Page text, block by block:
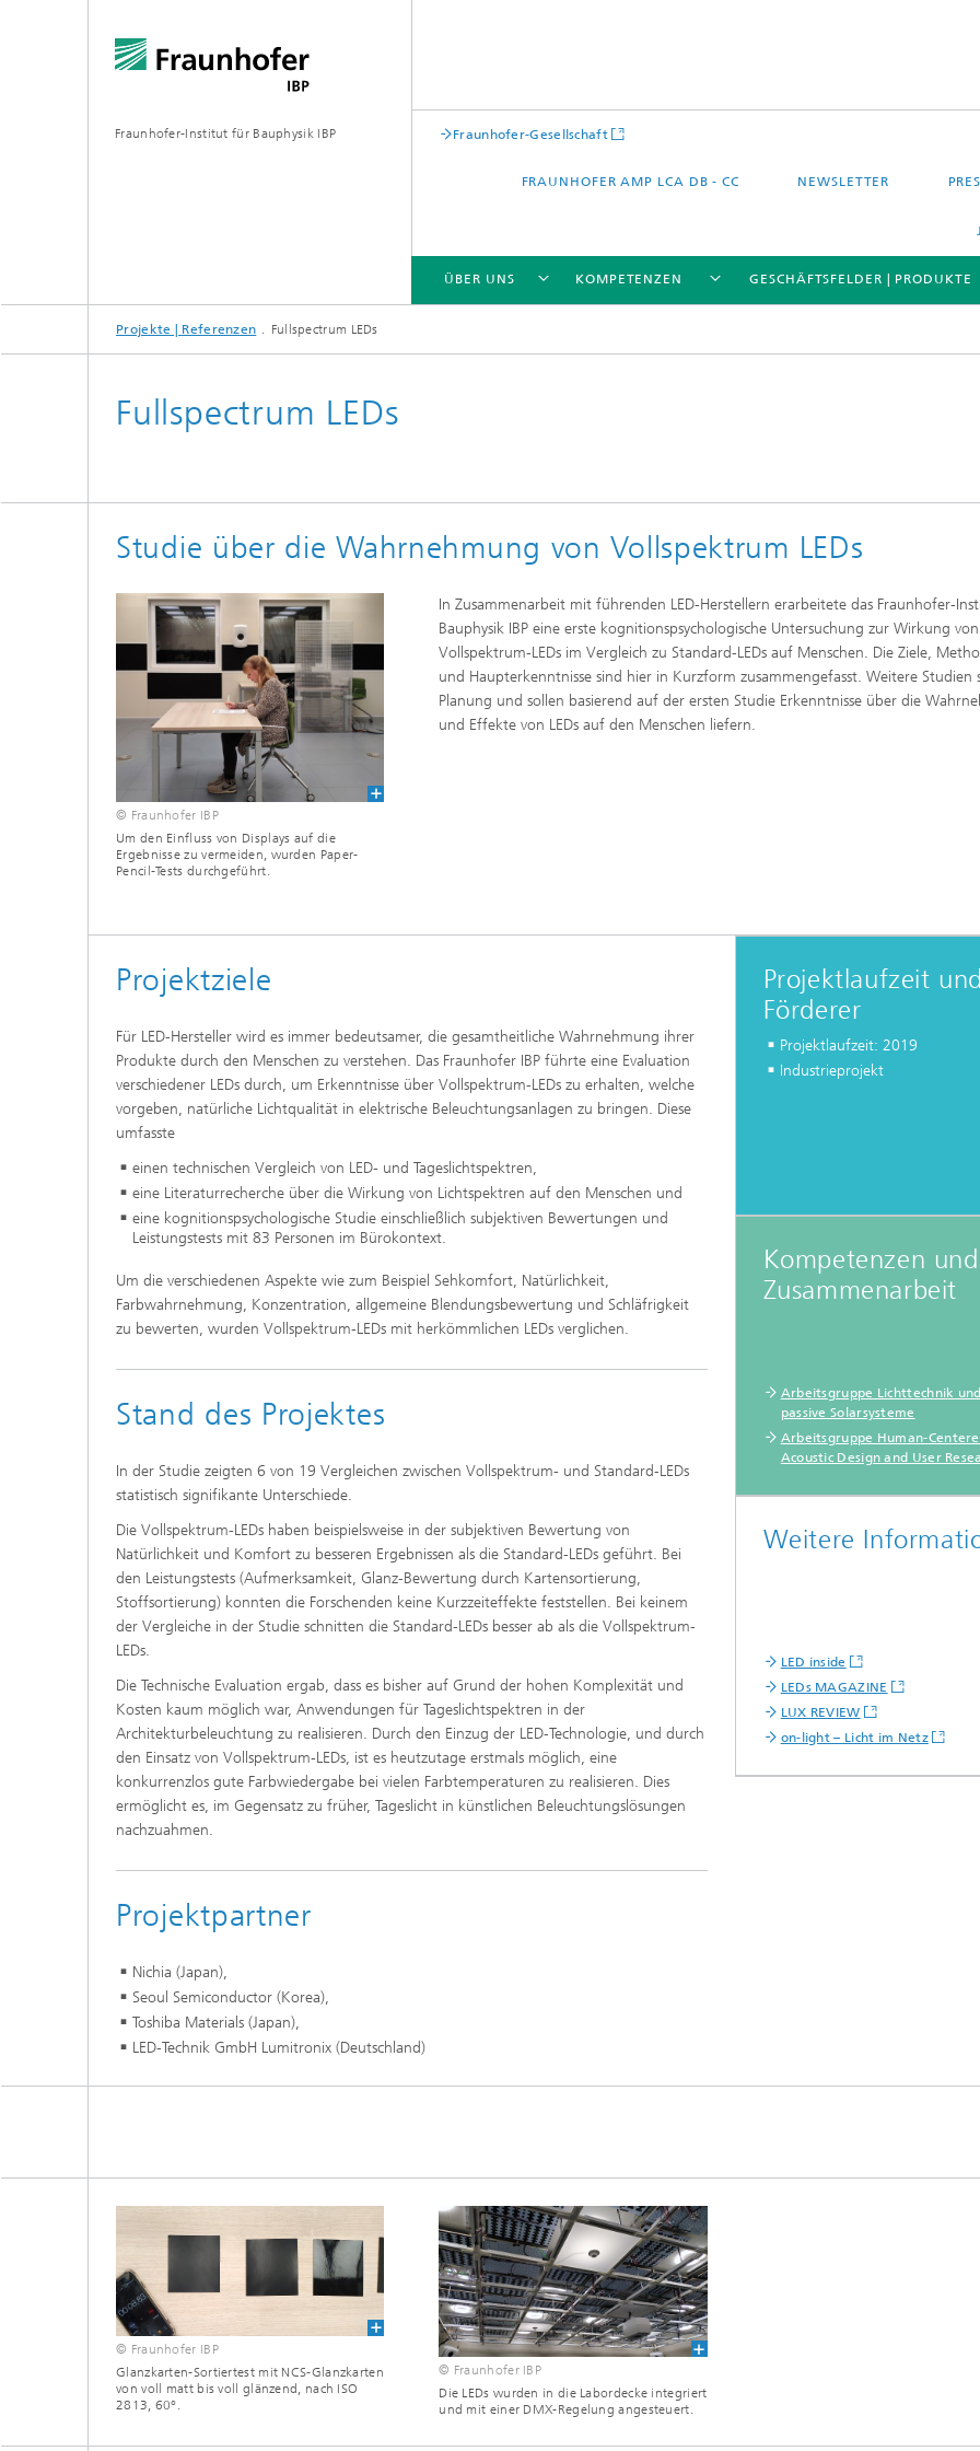
Fraunhofer-Institut für Bauphysik IBP Fraunhofer-Gesellschaft
FRAUNHOFER AMP LCA DB - CC NEWSLETTER
ÜBER UNS
ÜBER UNS
Leistungszentrum Mass
Personalization
KOMPETENZEN
KOMPETENZEN
Digitale und nachhaltige Akustik
Technischer Schallschutz und
Human-Centered Acoustic Design
und User Research
Musikalische und Photoakustik
Urbane und Architekturakustik
Evaluierung und Demonstration
Lichttechnik und passive
Planungswerkzeuge
Thermische Behaglichkeit, Modelle
Werkstoffe und Produktsysteme
Nachhaltiges Bauen
Methoden der Ganzheitlichen
Bilanzierung
Material und Schadensfälle im
Bauprozess
Ökologie und Mikrobiologie
Luftqualität im Innenraum
GESCHÄFTSFELDER | PRODUKTE
GESCHÄFTSFELDER | PRODUKTE
Projekte | Referenzen Fullspectrum LEDs
Fullspectrum LEDs
Studie über die Wahrnehmung von Vollspektrum LEDs
© Fraunhofer IBP
Um den Einfluss von Displays auf die
Ergebnisse zu vermeiden, wurden Paper-
Pencil-Tests durchgeführt.
In Zusammenarbeit mit führenden LED-Herstellern erarbeitete das Fraunhofer-
Bauphysik IBP eine erste kognitionspsychologische Untersuchung zur Wirkung von
Vollspektrum-LEDs im Vergleich zu Standard-LEDs auf Menschen. Die Ziele,
und Haupterkenntnisse sind hier in Kurzform zusammengefasst. Weitere Studien
Planung und sollen basierend auf der ersten Studie Erkenntnisse über die
und Effekte von LEDs auf den Menschen liefern.
Projektziele
Für LED-Hersteller wird es immer bedeutsamer, die gesamtheitliche Wahrnehmung ihrer
Produkte durch den Menschen zu verstehen. Das Fraunhofer IBP führte eine Evaluation
verschiedener LEDs durch, um Erkenntnisse über Vollspektrum-LEDs zu erhalten, welche
vorgeben, natürliche Lichtqualität in elektrische Beleuchtungsanlagen zu bringen. Diese
umfasste
einen technischen Vergleich von LED- und Tageslichtspektren,
eine Literaturrecherche über die Wirkung von Lichtspektren auf den Menschen und
eine kognitionspsychologische Studie einschließlich subjektiven Bewertungen und
Leistungstests mit 83 Personen im Bürokontext.
Um die verschiedenen Aspekte wie zum Beispiel Sehkomfort, Natürlichkeit,
Farbwahrnehmung, Konzentration, allgemeine Blendungsbewertung und Schläfrigkeit
zu bewerten, wurden Vollspektrum-LEDs mit herkömmlichen LEDs verglichen.
Stand des Projektes
In der Studie zeigten 6 von 19 Vergleichen zwischen Vollspektrum- und Standard-LEDs
statistisch signifikante Unterschiede.
Die Vollspektrum-LEDs haben beispielsweise in der subjektiven Bewertung von
Natürlichkeit und Komfort zu besseren Ergebnissen als die Standard-LEDs geführt. Bei
den Leistungstests (Aufmerksamkeit, Glanz-Bewertung durch Kartensortierung,
Stoffsortierung) konnten die Forschenden keine Kurzzeiteffekte feststellen. Bei keinem
der Vergleiche in der Studie schnitten die Standard-LEDs besser ab als die Vollspektrum-
LEDs.
Die Technische Evaluation ergab, dass es bisher auf Grund der hohen Komplexität und
Kosten kaum möglich war, Anwendungen für Tageslichtspektren in der
Architekturbeleuchtung zu realisieren. Durch den Einzug der LED-Technologie, und durch
den Einsatz von Vollspektrum-LEDs, ist es heutzutage erstmals möglich, eine
konkurrenzlos gute Farbwiedergabe bei vielen Farbtemperaturen zu realisieren. Dies
ermöglicht es, im Gegensatz zu früher, Tageslicht in künstlichen Beleuchtungslösungen
nachzuahmen.
Projektpartner
Nichia (Japan),
Seoul Semiconductor (Korea),
Toshiba Materials (Japan),
LED-Technik GmbH Lumitronix (Deutschland)
Projektlaufzeit
Förderer
Projektlaufzeit: 2019
Industrieprojekt
Kompetenzen und
Zusammenarbeit
Arbeitsgruppe Lichttechnik
passive Solarsysteme
Arbeitsgruppe Human-
Acoustic Design and User
Weitere
LED inside
LEDs MAGAZINE
LUX REVIEW
on-light – Licht im Netz
© Fraunhofer IBP
Glanzkarten-Sortiertest mit NCS-Glanzkarten
von voll matt bis voll glänzend, nach ISO
2813, 60°.
© Fraunhofer IBP
Die LEDs wurden in die Labordecke integriert
und mit einer DMX-Regelung angesteuert.